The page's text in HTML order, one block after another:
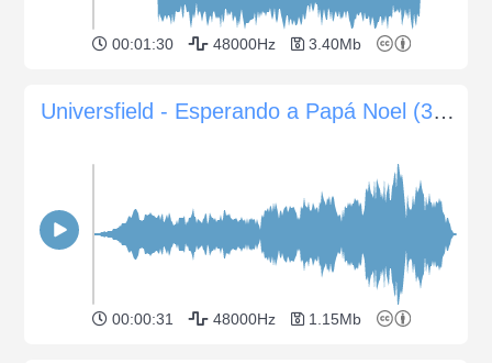
00:01:30 48000Hz 3.40Mb
Universfield - Esperando a Papá Noel (30s)
00:00:31 48000Hz 1.15Mb